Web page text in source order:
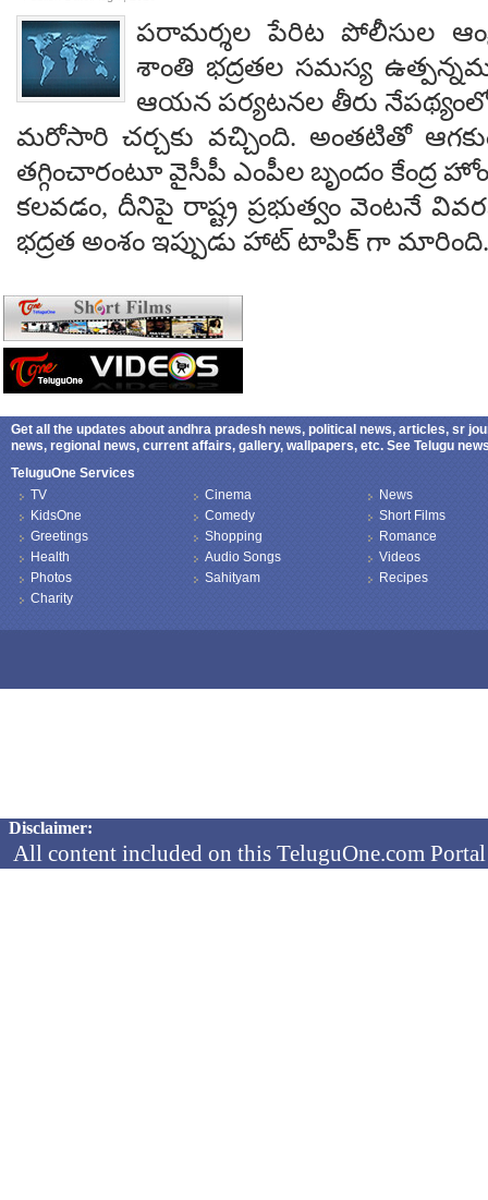
పరామర్శల పేరిట పోలీసుల
శాంతి భద్రతల సమస్య
ఆయన పర్యటనల తీరు నేపథ్యంలో
మరోసారి చర్చకు వచ్చింది. అంతటితో
తగ్గించారంటూ వైసీపీ ఎంపీల బృందం కేంద్ర
కలవడం, దీనిపై రాష్ట్ర ప్రభుత్వం వెంటనే
భద్రత అంశం ఇప్పుడు హాట్ టాపిక్ గా మారింది.
Get all the updates about andhra pradesh news, political news, articles, sr
news, regional news, current affairs, gallery, wallpapers, etc. See Telugu
TeluguOne Services
TV
KidsOne
Greetings
Health
Photos
Charity
Cinema
Comedy
Shopping
Audio Songs
Sahityam
News
Short Films
Romance
Videos
Recipes
Disclaimer:
All content included on this TeluguOne.com